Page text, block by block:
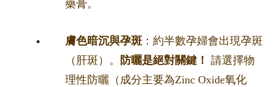
藥膏。
膚色暗沉與孕斑 ：約半數孕婦會出現孕斑
（肝斑）。
防曬是絕對關鍵！ 請選擇物
理性防曬（成分主要為Zinc Oxide氧化